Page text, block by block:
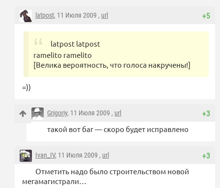
+5
latpost, 11 Июля 2009 , url
latpost latpost
ramelito ramelito
[Велика вероятность, что голоса накручены!]
=))
+3
Grigoriy, 11 Июля 2009 , url
такой вот баг — скоро будет исправлено
+3
Ivan_IV, 11 Июля 2009 , url
Отметить надо было строительством новой
мегамагистрали…